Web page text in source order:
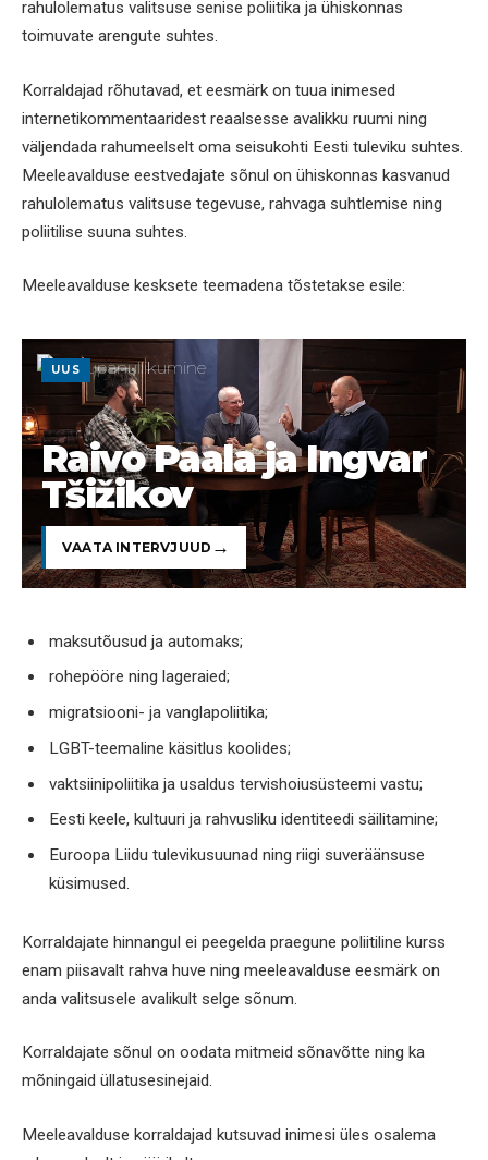
rahulolematus valitsuse senise poliitika ja ühiskonnas
toimuvate arengute suhtes.
Korraldajad rõhutavad, et eesmärk on tuua inimesed
internetikommentaaridest reaalsesse avalikku ruumi ning
väljendada rahumeelselt oma seisukohti Eesti tuleviku suhtes.
Meeleavalduse eestvedajate sõnul on ühiskonnas kasvanud
rahulolematus valitsuse tegevuse, rahvaga suhtlemise ning
poliitilise suuna suhtes.
Meeleavalduse kesksete teemadena tõstetakse esile:
UUS
Raivo Paala ja Ingvar
Tšižikov
VAATA INTERVJUUD
maksutõusud ja automaks;
rohepööre ning lageraied;
migratsiooni- ja vanglapoliitika;
LGBT-teemaline käsitlus koolides;
vaktsiinipoliitika ja usaldus tervishoiusüsteemi vastu;
Eesti keele, kultuuri ja rahvusliku identiteedi säilitamine;
Euroopa Liidu tulevikusuunad ning riigi suveräänsuse
küsimused.
Korraldajate hinnangul ei peegelda praegune poliitiline kurss
enam piisavalt rahva huve ning meeleavalduse eesmärk on
anda valitsusele avalikult selge sõnum.
Korraldajate sõnul on oodata mitmeid sõnavõtte ning ka
mõningaid üllatusesinejaid.
Meeleavalduse korraldajad kutsuvad inimesi üles osalema